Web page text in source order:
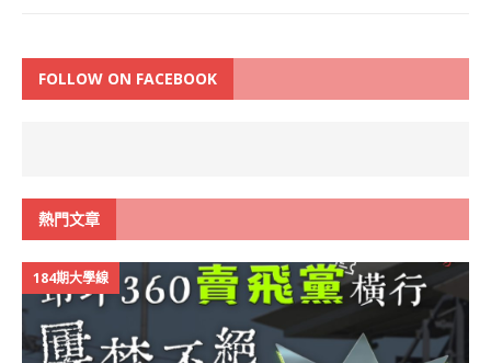
FOLLOW ON FACEBOOK
熱門文章
184期大學線